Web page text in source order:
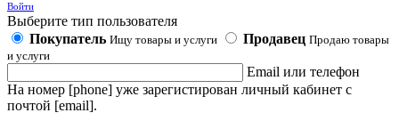
Войти
Выберите тип пользователя
Покупатель Ищу товары и услуги Продавец Продаю товары
и услуги
Email или телефон
На номер [phone] уже зарегистирован личный кабинет с
почтой [email].